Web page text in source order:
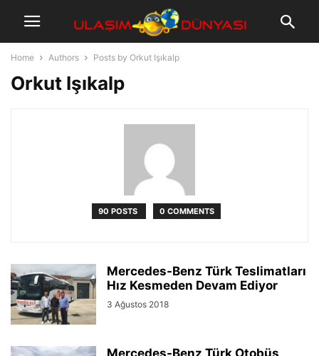
Home Authors Posts by Orkut Işıkalp
Orkut Işıkalp
90 POSTS 0 COMMENTS
Mercedes-Benz Türk Teslimatları
Hız Kesmeden Devam Ediyor
3 Ağustos 2018
Mercedes-Benz Türk Otobüs